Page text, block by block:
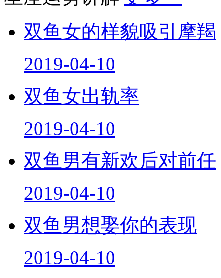
双鱼女的样貌吸引摩羯
2019-04-10
双鱼女出轨率
2019-04-10
双鱼男有新欢后对前任
2019-04-10
双鱼男想娶你的表现
2019-04-10